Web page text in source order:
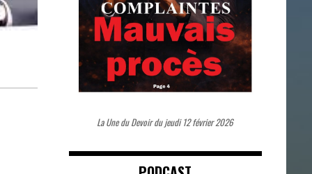
La Une du Devoir du jeudi 12 février 2026